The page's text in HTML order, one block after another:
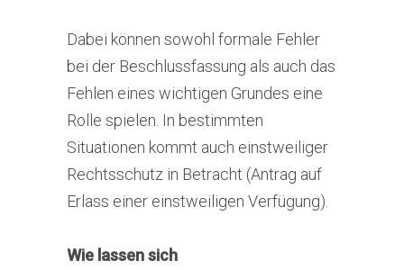
Dabei können sowohl formale Fehler
bei der Beschlussfassung als auch das
Fehlen eines wichtigen Grundes eine
Rolle spielen. In bestimmten
Situationen kommt auch einstweiliger
Rechtsschutz in Betracht (Antrag auf
Erlass einer einstweiligen Verfügung).
Wie lassen sich